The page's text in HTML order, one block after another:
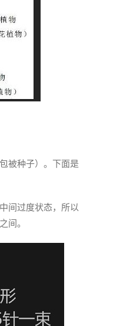
被种子）。下面是
间过度状态，所以
间。